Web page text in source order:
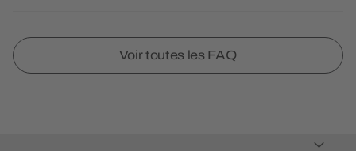
Voir toutes les FAQ